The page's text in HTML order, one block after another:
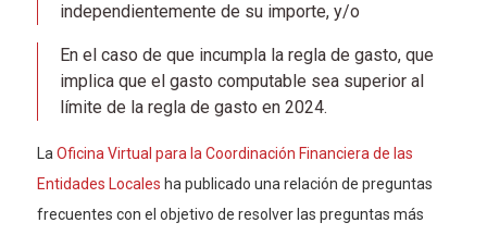
independientemente de su importe, y/o
En el caso de que incumpla la regla de gasto, que
implica que el gasto computable sea superior al
límite de la regla de gasto en 2024.
La Oficina Virtual para la Coordinación Financiera de las
Entidades Locales ha publicado una relación de preguntas
frecuentes con el objetivo de resolver las preguntas más